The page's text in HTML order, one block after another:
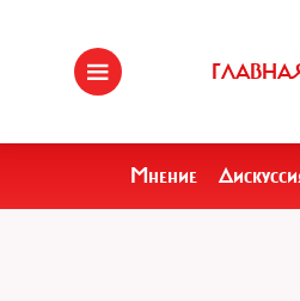
Мнение